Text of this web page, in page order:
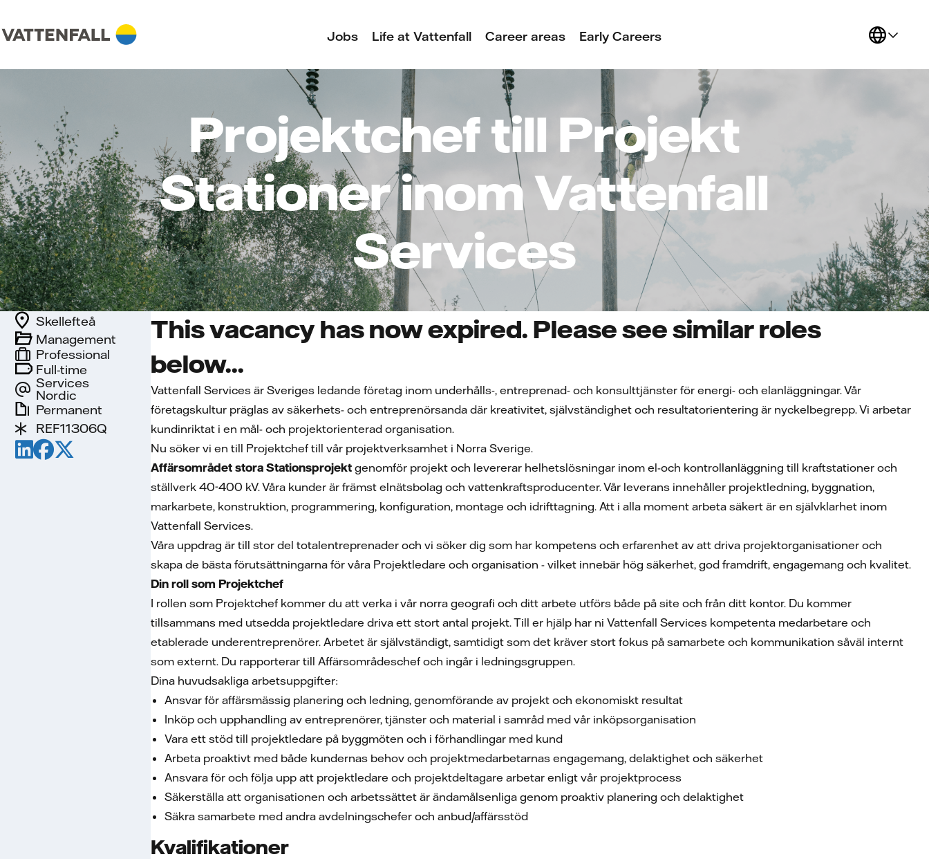
Jobs Life at Vattenfall Career areas Early Careers
Projektchef till Projekt
Stationer inom Vattenfall
Services
Full-time
Services
Nordic
Management
Skellefteå
Professional
Permanent
REF11306Q
This vacancy has now expired. Please see similar roles
below...
Vattenfall Services är Sveriges ledande företag inom underhålls-, entreprenad- och konsulttjänster för energi- och elanläggningar. Vår
företagskultur präglas av säkerhets- och entreprenörsanda där kreativitet, självständighet och resultatorientering är nyckelbegrepp. Vi arbetar
kundinriktat i en mål- och projektorienterad organisation.
Nu söker vi en till Projektchef till vår projektverksamhet i Norra Sverige.
Affärsområdet stora Stationsprojekt genomför projekt och levererar helhetslösningar inom el-och kontrollanläggning till kraftstationer och
ställverk 40-400 kV. Våra kunder är främst elnätsbolag och vattenkraftsproducenter. Vår leverans innehåller projektledning, byggnation,
markarbete, konstruktion, programmering, konfiguration, montage och idrifttagning. Att i alla moment arbeta säkert är en självklarhet inom
Vattenfall Services.
Våra uppdrag är till stor del totalentreprenader och vi söker dig som har kompetens och erfarenhet av att driva projektorganisationer och
skapa de bästa förutsättningarna för våra Projektledare och organisation - vilket innebär hög säkerhet, god framdrift, engagemang och kvalitet.
Din roll som Projektchef
I rollen som Projektchef kommer du att verka i vår norra geografi och ditt arbete utförs både på site och från ditt kontor. Du kommer
tillsammans med utsedda projektledare driva ett stort antal projekt. Till er hjälp har ni Vattenfall Services kompetenta medarbetare och
etablerade underentreprenörer. Arbetet är självständigt, samtidigt som det kräver stort fokus på samarbete och kommunikation såväl internt
som externt. Du rapporterar till Affärsområdeschef och ingår i ledningsgruppen.
Dina huvudsakliga arbetsuppgifter:
Ansvar för affärsmässig planering och ledning, genomförande av projekt och ekonomiskt resultat
Inköp och upphandling av entreprenörer, tjänster och material i samråd med vår inköpsorganisation
Vara ett stöd till projektledare på byggmöten och i förhandlingar med kund
Arbeta proaktivt med både kundernas behov och projektmedarbetarnas engagemang, delaktighet och säkerhet
Ansvara för och följa upp att projektledare och projektdeltagare arbetar enligt vår projektprocess
Säkerställa att organisationen och arbetssättet är ändamålsenliga genom proaktiv planering och delaktighet
Säkra samarbete med andra avdelningschefer och anbud/affärsstöd
Kvalifikationer